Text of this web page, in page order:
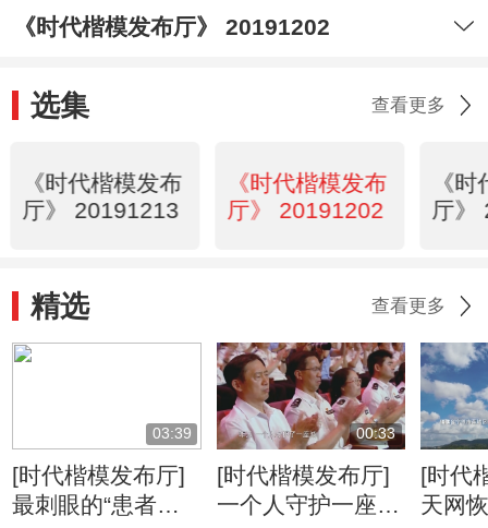
《时代楷模发布厅》 20191202
选集 查看更多
《时代楷模发布
厅》 20191213
《时代楷模发布
厅》 20191202
《
厅》
精选 查看更多
03:39
[时代楷模发布厅]
最刺眼的“患者拒
00:33
[时代楷模发布厅]
一个人守护一座
[时代
天网